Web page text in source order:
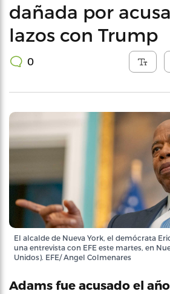
dañada por
lazos con Trump
0
El alcalde de Nueva York, el demócrata
una entrevista con EFE este martes, en
Unidos). EFE/ Angel Colmenares
Adams fue acusado el